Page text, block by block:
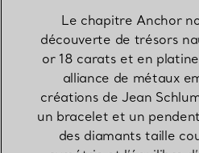
Le chapitre Anchor
découverte de trésors
or 18 carats et en
alliance de métaux
créations de Jean
un bracelet et un
des diamants taille